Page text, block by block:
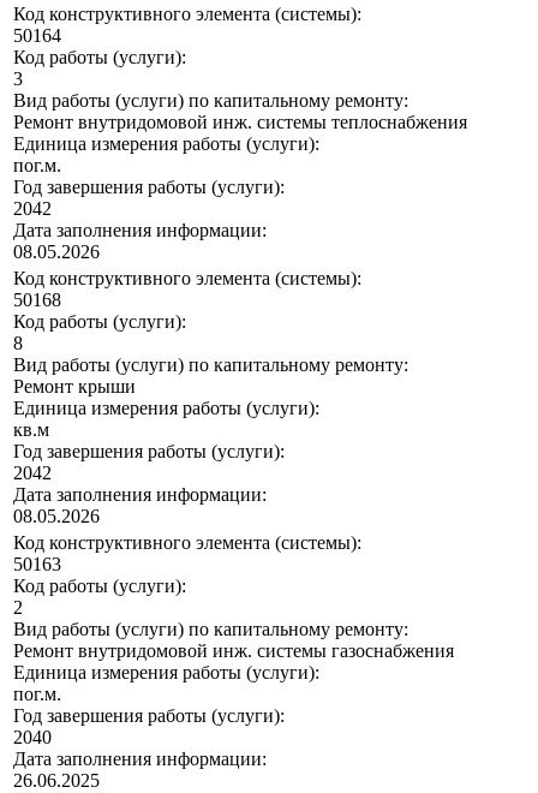
Код конструктивного элемента (системы):
50164
Код работы (услуги):
3
Вид работы (услуги) по капитальному ремонту:
Ремонт внутридомовой инж. системы теплоснабжения
Единица измерения работы (услуги):
пог.м.
Год завершения работы (услуги):
2042
Дата заполнения информации:
08.05.2026
Код конструктивного элемента (системы):
50168
Код работы (услуги):
8
Вид работы (услуги) по капитальному ремонту:
Ремонт крыши
Единица измерения работы (услуги):
кв.м
Год завершения работы (услуги):
2042
Дата заполнения информации:
08.05.2026
Код конструктивного элемента (системы):
50163
Код работы (услуги):
2
Вид работы (услуги) по капитальному ремонту:
Ремонт внутридомовой инж. системы газоснабжения
Единица измерения работы (услуги):
пог.м.
Год завершения работы (услуги):
2040
Дата заполнения информации:
26.06.2025